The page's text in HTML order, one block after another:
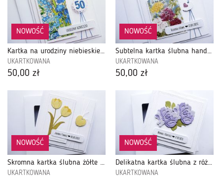
NOWOŚĆ
Kartka na urodziny niebieskie kwiaty z liczbą
UKARTKOWANA
50,00 zł
NOWOŚĆ
Subtelna kartka ślubna handmade z kwiatami
UKARTKOWANA
50,00 zł
NOWOŚĆ
Skromna kartka ślubna żółte tulipany handmade
UKARTKOWANA
NOWOŚĆ
Delikatna kartka ślubna z różami handmade
UKARTKOWANA